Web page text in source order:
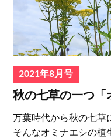
2021年8月号
秋の七草の一つ「
万葉時代から秋の七草
そんなオミナエシの植